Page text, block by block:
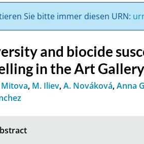
Sie bitte immer diesen URN:
and biocide
in the Art
, M. Iliev,A. Nováková,Anna